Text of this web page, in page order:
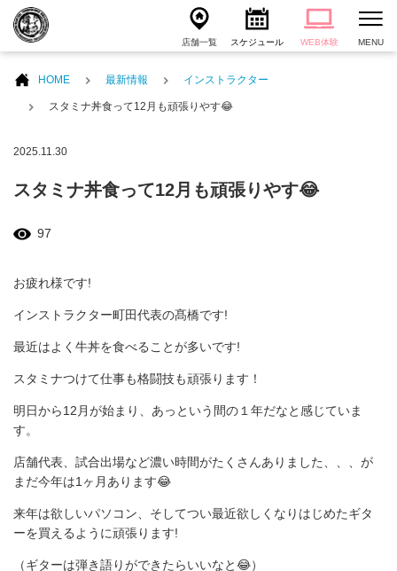
店舗一覧 スケジュール WEB体験 MENU
HOME 最新情報 インストラクター
スタミナ丼食って12月も頑張りやす😂
2025.11.30
スタミナ丼食って12月も頑張りやす😂
97
お疲れ様です!
インストラクター町田代表の髙橋です!
最近はよく牛丼を食べることが多いです!
スタミナつけて仕事も格闘技も頑張ります！
明日から12月が始まり、あっという間の１年だなと感じていま
す。
店舗代表、試合出場など濃い時間がたくさんありました、、、が
まだ今年は1ヶ月あります😂
来年は欲しいパソコン、そしてつい最近欲しくなりはじめたギタ
ーを買えるように頑張ります!
（ギターは弾き語りができたらいいなと😂）